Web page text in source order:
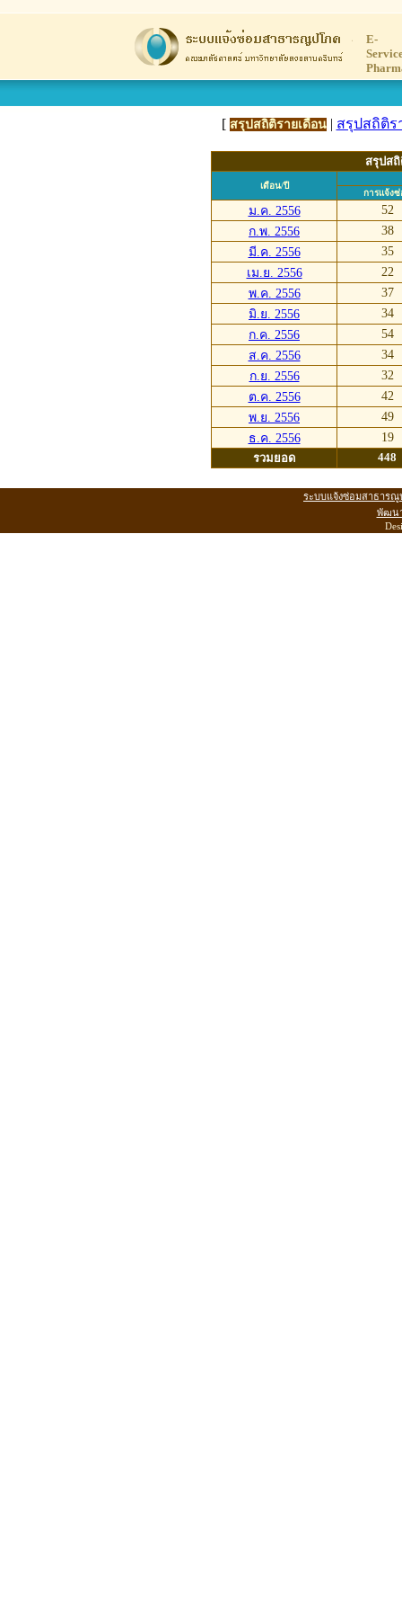
E-
[ สรุปสถิติรายเดือน| สรุปสถิติร
สรุปสถิ
เดือน/ปี
การแจ้ง
ม.ค. 2556
52
ก.พ. 2556
38
มี.ค. 2556
35
เม.ย. 2556
22
พ.ค. 2556
37
มิ.ย. 2556
34
ก.ค. 2556
54
ส.ค. 2556
34
ก.ย. 2556
32
ต.ค. 2556
42
พ.ย. 2556
49
ธ.ค. 2556
19
รวมยอด
448
ระบบแจ้งซ่อมสาธาร
พัฒน